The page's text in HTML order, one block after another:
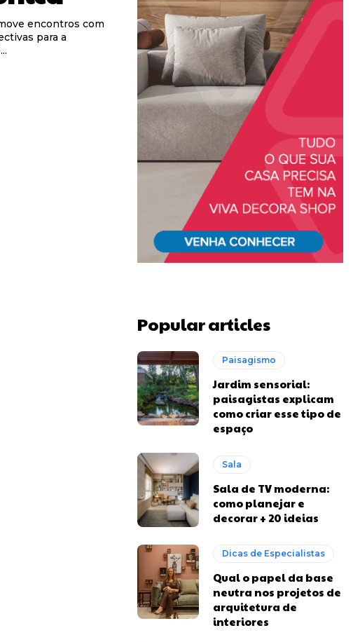
encontros com
para a
Popular articles
Paisagismo
Jardim sensorial:
paisagistas explicam
como criar esse tipo de
espaço
Sala
Sala de TV moderna:
como planejar e
decorar + 20 ideias
Dicas de Especialistas
Qual o papel da base
neutra nos projetos de
arquitetura de
interiores